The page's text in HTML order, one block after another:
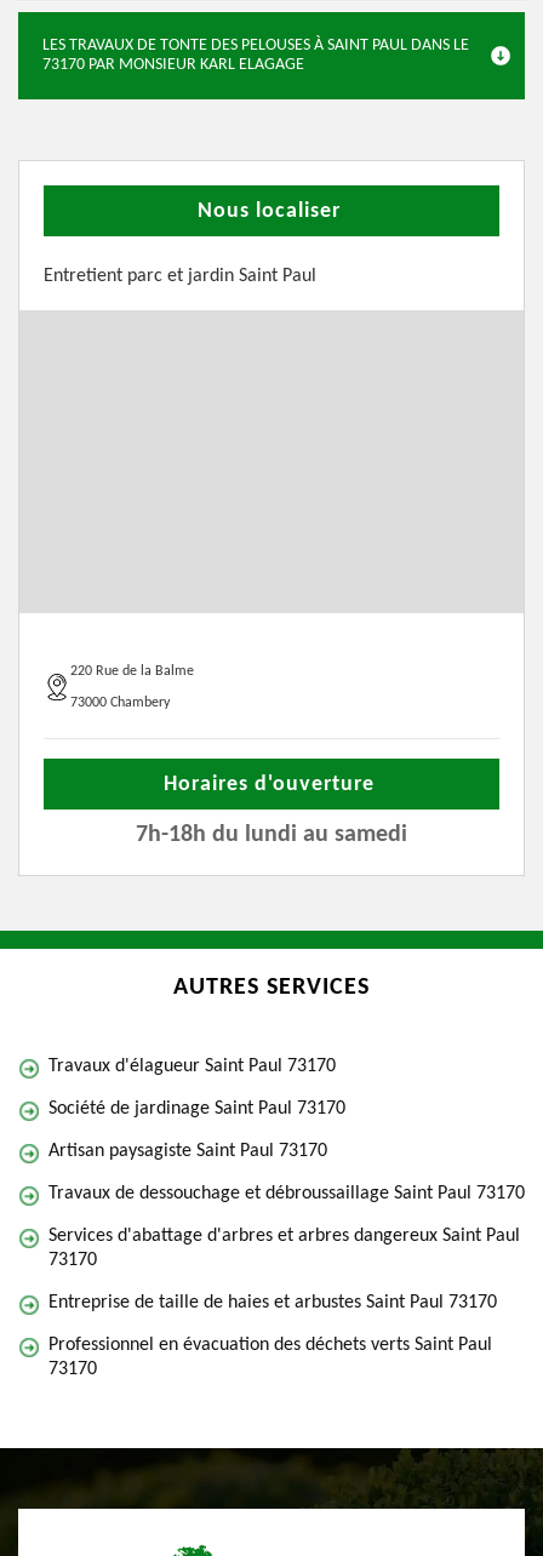
LES TRAVAUX DE TONTE DES PELOUSES À SAINT PAUL DANS LE
73170 PAR MONSIEUR KARL ELAGAGE
Nous localiser
Entretient parc et jardin Saint Paul
220 Rue de la Balme
73000 Chambery
Horaires d'ouverture
7h-18h du lundi au samedi
AUTRES SERVICES
Travaux d'élagueur Saint Paul 73170
Société de jardinage Saint Paul 73170
Artisan paysagiste Saint Paul 73170
Travaux de dessouchage et débroussaillage Saint Paul 73170
Services d'abattage d'arbres et arbres dangereux Saint Paul
73170
Entreprise de taille de haies et arbustes Saint Paul 73170
Professionnel en évacuation des déchets verts Saint Paul
73170